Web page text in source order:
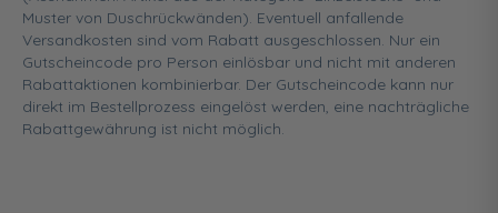
Muster von Duschrückwänden). Eventuell anfallende
Versandkosten sind vom Rabatt ausgeschlossen. Nur ein
Gutscheincode pro Person einlösbar und nicht mit anderen
Rabattaktionen kombinierbar. Der Gutscheincode kann nur
direkt im Bestellprozess eingelöst werden, eine nachträgliche
Rabattgewährung ist nicht möglich.